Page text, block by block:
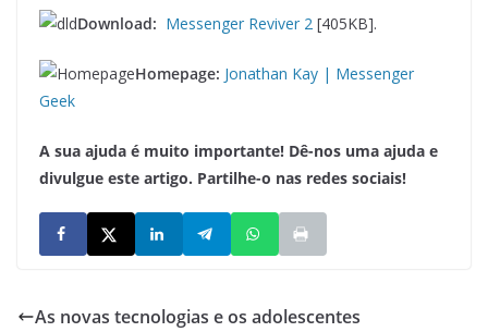
Download: Messenger Reviver 2 [405KB].
Homepage: Jonathan Kay | Messenger
Geek
A sua ajuda é muito importante! Dê-nos uma ajuda e
divulgue este artigo. Partilhe-o nas redes sociais!
As novas tecnologias e os adolescentes